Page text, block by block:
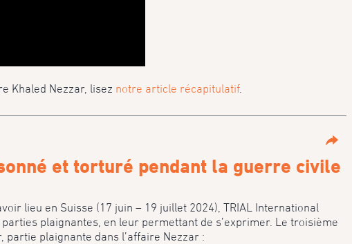
Khaled Nezzar, lisez notre article récapitulatif.
et torturé pendant la guerre civile
lieu en Suisse (17 juin – 19 juillet 2024), TRIAL International
plaignantes, en leur permettant de s’exprimer. Le troisième
partie plaignante dans l’affaire Nezzar :